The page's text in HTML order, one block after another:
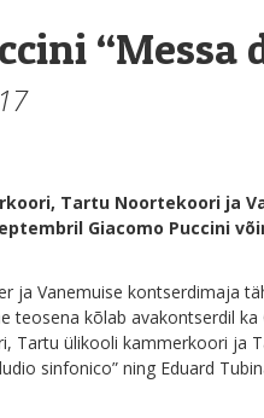
“Messa
Tartu Noortekoori ja
Giacomo Puccini
ja Vanemuise kontserdimaja
teosena kõlab avakontserdil
Tartu ülikooli kammerkoori ja
sinfonico” ning Eduard